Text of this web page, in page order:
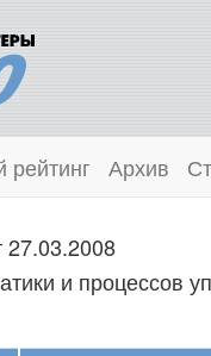
рейтинг Архив
27.03.2008
и процессов